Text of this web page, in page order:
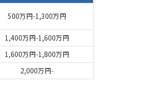
500万円-1,300万円
1,400万円-1,600万円
1,600万円-1,800万円
2,000万円-